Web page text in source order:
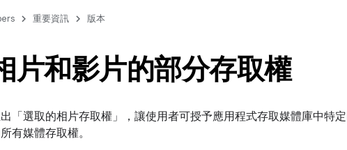
重要資訊 版本
片和影片的部分存取權
「選取的相片存取權」，讓使用者可授予應用程式存取媒體庫中特
有媒體存取權。